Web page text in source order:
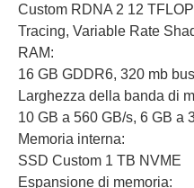
Custom RDNA 2 12
Tracing, Variable Rate
RAM:
16 GB GDDR6, 320 mb bus
Larghezza della banda di
10 GB a 560 GB/s, 6 GB a
Memoria interna:
SSD Custom 1 TB NVME
Espansione di memoria: